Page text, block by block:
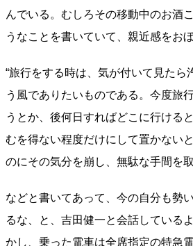
んでいる。むしろその移動中のお酒
うなことを書いていて、親近感をおぼ
“旅行をする時は、気が付いて見たら
う風でありたいものである。今度旅
うとか、後何日すればどこに行ける
むを得ない程度だけにして置かない
のにその気分を崩し、無駄な手間を
などと書いてあって、今の自分も勢
るな、と、吉田健一と会話している
かし、乗った電車は全席指定の特急